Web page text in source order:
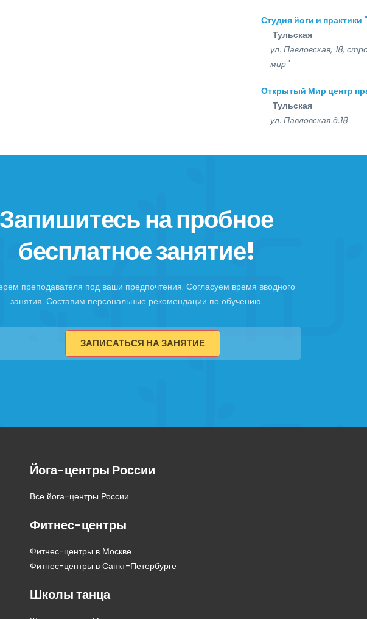
Студия йоги и практики
Тульская
ул. Павловская, 18,
мир"
Открытый Мир центр
Тульская
ул. Павловская д.18
Запишитесь на пробное
бесплатное занятие!
преподавателя под ваши предпочтения. Согласуем время вводного
занятия. Составим персональные рекомендации по обучению.
ЗАПИСАТЬСЯ НА ЗАНЯТИЕ
Йога-центры России
Все йога-центры России
Фитнес-центры
Фитнес-центры в Москве
Фитнес-центры в Санкт-Петербурге
Школы танца